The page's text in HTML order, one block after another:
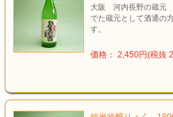
大阪 河内長野の蔵元
でた蔵元として酒通の
す。
価格： 2,450円(税抜